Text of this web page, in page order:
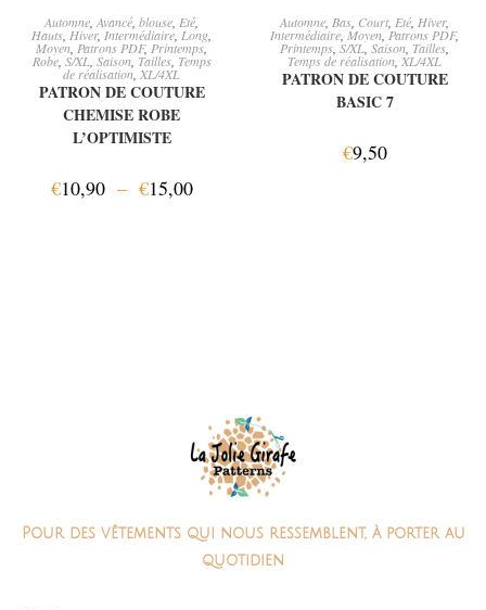
CHOIX DES OPTIONS
Automne Avancé blouse Eté
Hauts Hiver, Intermédiaire Long
Moyen Patrons PDF, Printemps,
Robe, S/XL, Saison, Tailles, Temps
de réalisation XL/4XL
PATRON DE COUTURE
CHEMISE ROBE
L’OPTIMISTE
€10,90 – €15,00
AJOUTER AU PANIER
Automne Bas Court Eté Hiver,
Intermédiaire Moyen Patrons PDF,
Printemps S/XL, Saison Tailles
Temps de réalisation XL/4XL
PATRON DE COUTURE
BASIC 7
€9,50
Pour des vêtements qui nous ressemblent, à porter au
quotidien